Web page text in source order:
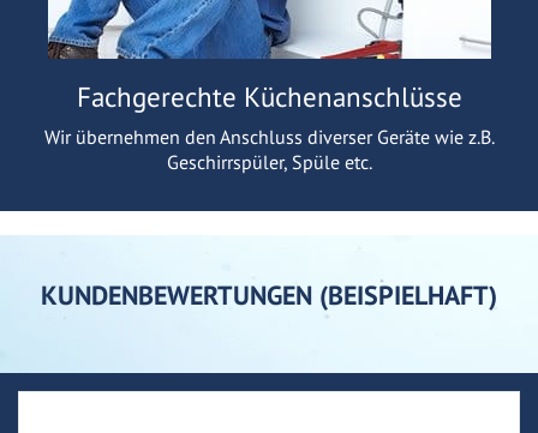
Fachgerechte Küchenanschlüsse
Wir übernehmen den Anschluss diverser Geräte wie z.B.
Geschirrspüler, Spüle etc.
KUNDENBEWERTUNGEN (BEISPIELHAFT)